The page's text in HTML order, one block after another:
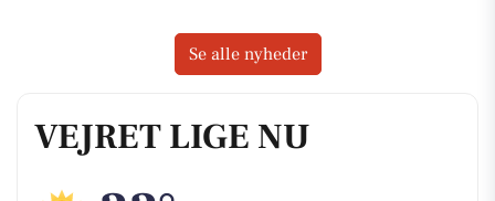
VEJRET LIGE NU
Se alle nyheder